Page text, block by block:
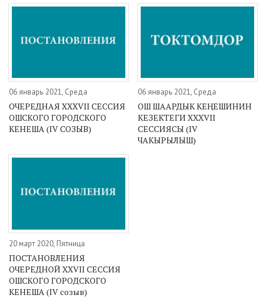
06 январь 2021, Среда
ОЧЕРЕДНАЯ XXXVII СЕССИЯ
ОШСКОГО ГОРОДСКОГО
КЕНЕША (IV СОЗЫВ)
06 январь 2021, Среда
ОШ ШААРДЫК КЕҢЕШИНИН
КЕЗЕКТЕГИ XXXVII
СЕССИЯСЫ (IV
ЧАКЫРЫЛЫШ)
20 март 2020, Пятница
ПОСТАНОВЛЕНИЯ
ОЧЕРЕДНОЙ XXVII СЕССИЯ
ОШСКОГО ГОРОДСКОГО
КЕНЕША (IV созыв)